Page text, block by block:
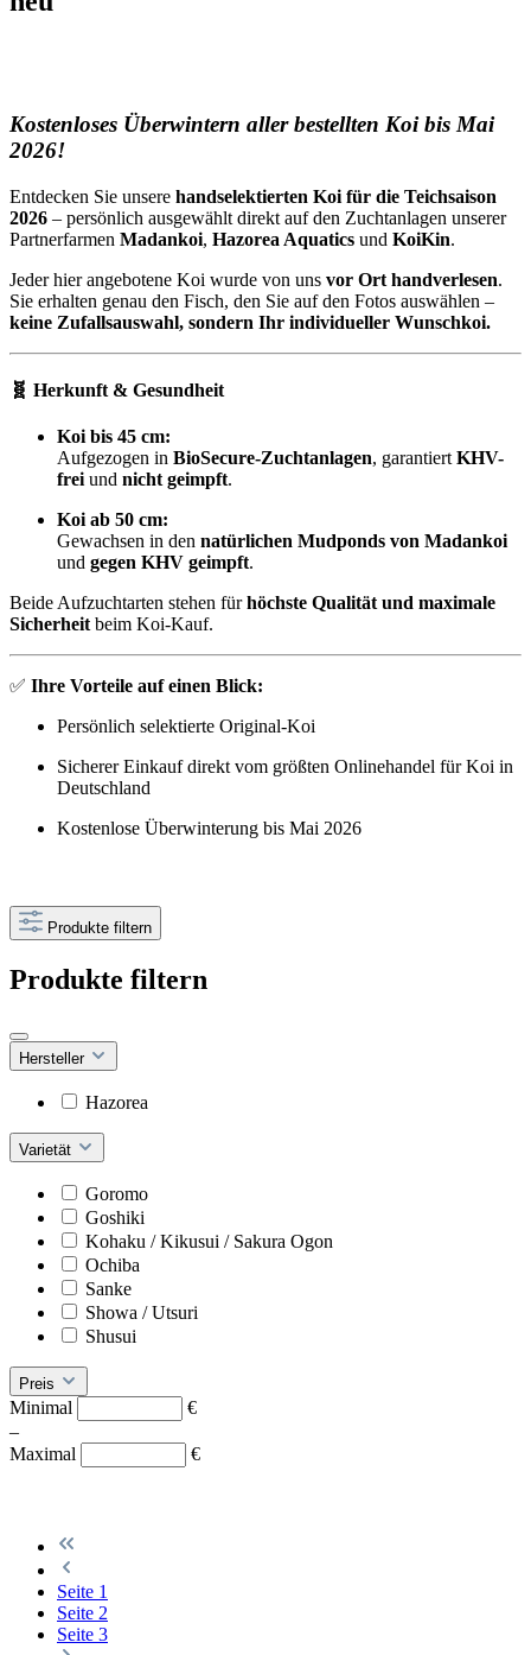
Kostenloses Überwintern aller bestellten Koi bis Mai
2026!
Entdecken Sie unsere handselektierten Koi für die Teichsaison
2026 – persönlich ausgewählt direkt auf den Zuchtanlagen unserer
Partnerfarmen Madankoi, Hazorea Aquatics und KoiKin.
Jeder hier angebotene Koi wurde von uns vor Ort handverlesen.
Sie erhalten genau den Fisch, den Sie auf den Fotos auswählen –
keine Zufallsauswahl, sondern Ihr individueller Wunschkoi.
🧬 Herkunft & Gesundheit
Koi bis 45 cm:
Aufgezogen in BioSecure-Zuchtanlagen, garantiert KHV-
frei und nicht geimpft.
Koi ab 50 cm:
Gewachsen in den natürlichen Mudponds von Madankoi
und gegen KHV geimpft.
Beide Aufzuchtarten stehen fürhöchste Qualität und maximale
Sicherheit beim Koi-Kauf.
✅ Ihre Vorteile auf einen Blick:
Persönlich selektierte Original-Koi
Sicherer Einkauf direkt vom größten Onlinehandel für Koi in
Deutschland
Kostenlose Überwinterung bis Mai 2026
Produkte filtern
Produkte filtern
Hersteller
Hazorea
Varietät
Goromo
Goshiki
Kohaku / Kikusui / Sakura Ogon
Ochiba
Sanke
Showa / Utsuri
Shusui
Preis
Minimal
€
–
Maximal
€
Seite 1
Seite 2
Seite 3